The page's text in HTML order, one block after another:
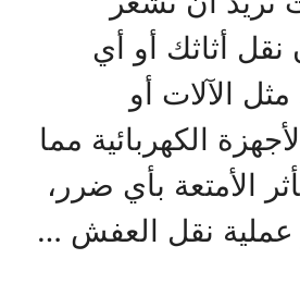
نقل أثاثك أو أي
الآلات أو
الكهربائية مما
الأمتعة بأي ضرر،
عملية نقل العفش …